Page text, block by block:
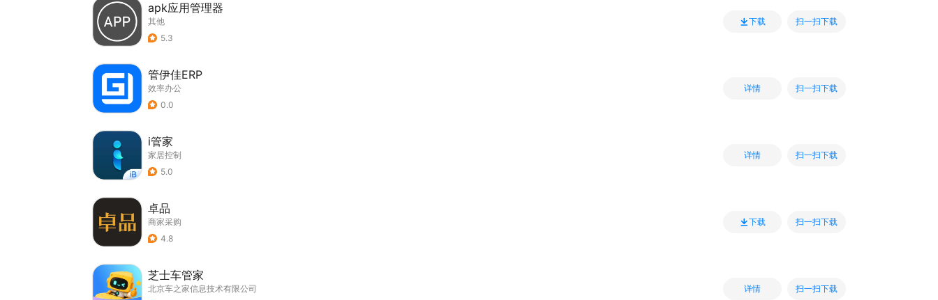
apk应用管理器
其他
5.3
下载 扫一扫下载
管伊佳ERP
效率办公
0.0
详情 扫一扫下载
i管家
家居控制
5.0
详情 扫一扫下载
卓品
商家采购
4.8
下载 扫一扫下载
芝士车管家
北京车之家信息技术有限公司
详情 扫一扫下载